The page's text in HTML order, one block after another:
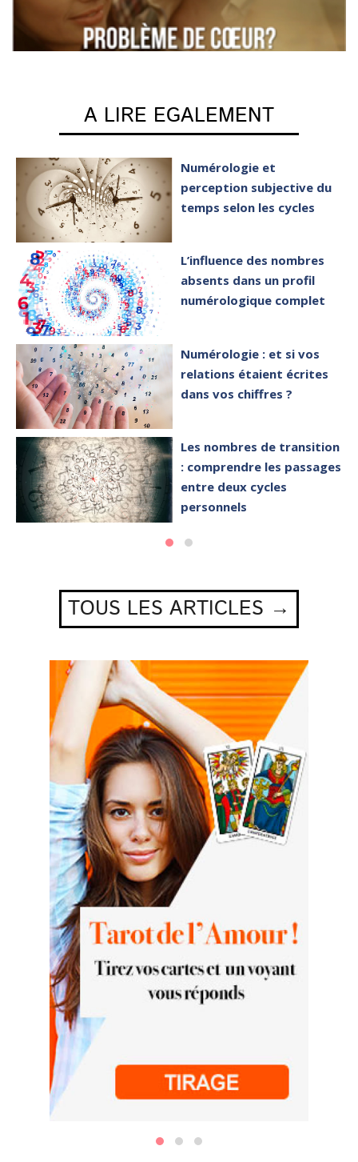
A LIRE EGALEMENT
Numérologie et
perception subjective du
temps selon les cycles
L’influence des nombres
absents dans un profil
numérologique complet
Numérologie : et si vos
relations étaient écrites
dans vos chiffres ?
Les nombres de transition
: comprendre les passages
entre deux cycles
personnels
TOUS LES ARTICLES →